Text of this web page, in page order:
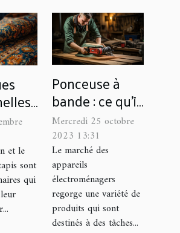
et
de
et le
sont
qui
Ponceuse à
bande : ce qu’il
faut savoir ?
Mercredi 25 octobre
2023 13:31
Le marché des
appareils
électroménagers
regorge une variété de
produits qui sont
destinés à des tâches...